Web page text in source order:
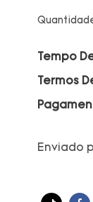
Tempo
Termos
Enviado